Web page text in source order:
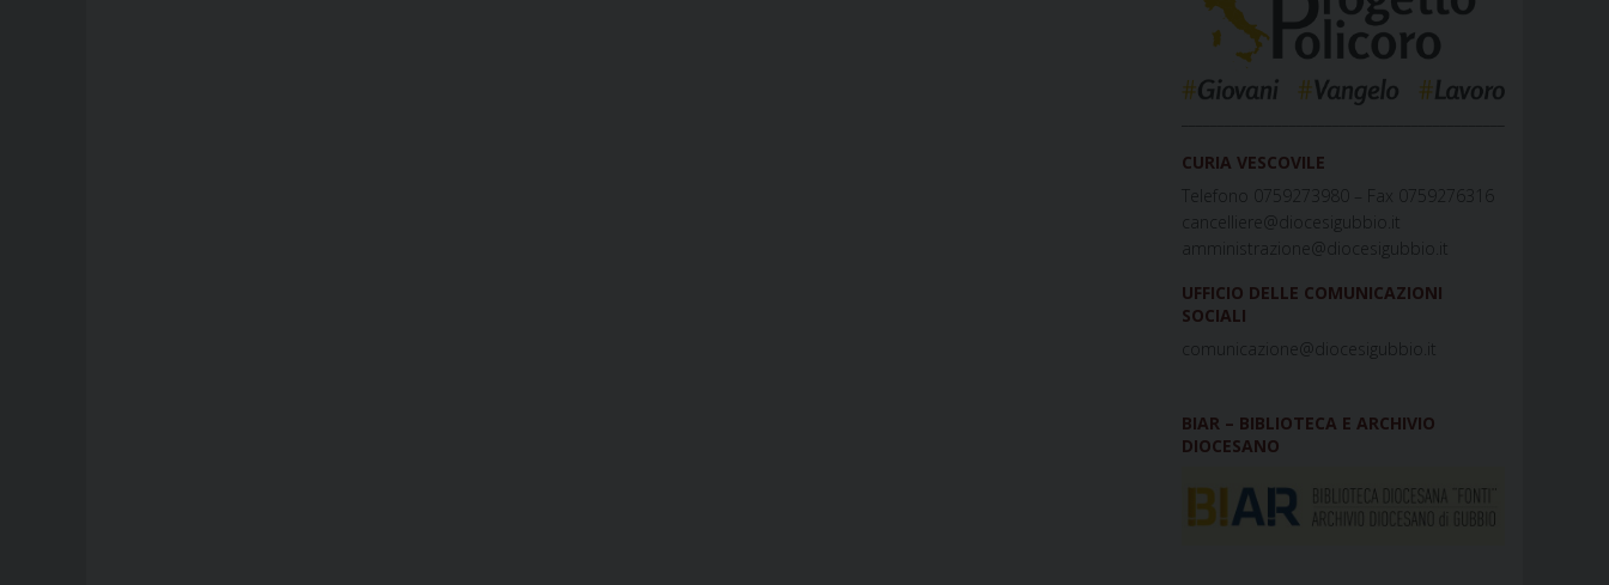
CURIA VESCOVILE
Telefono 0759273980 – Fax 0759276316
cancelliere@diocesigubbio.it
amministrazione@diocesigubbio.it
UFFICIO DELLE COMUNICAZIONI
SOCIALI
comunicazione@diocesigubbio.it
BIAR – BIBLIOTECA E ARCHIVIO
DIOCESANO